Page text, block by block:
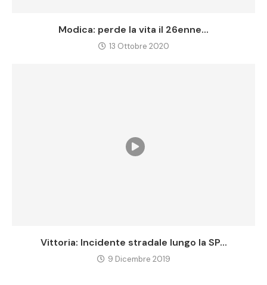
Modica: perde la vita il 26enne...
13 Ottobre 2020
Vittoria: Incidente stradale lungo la SP...
9 Dicembre 2019